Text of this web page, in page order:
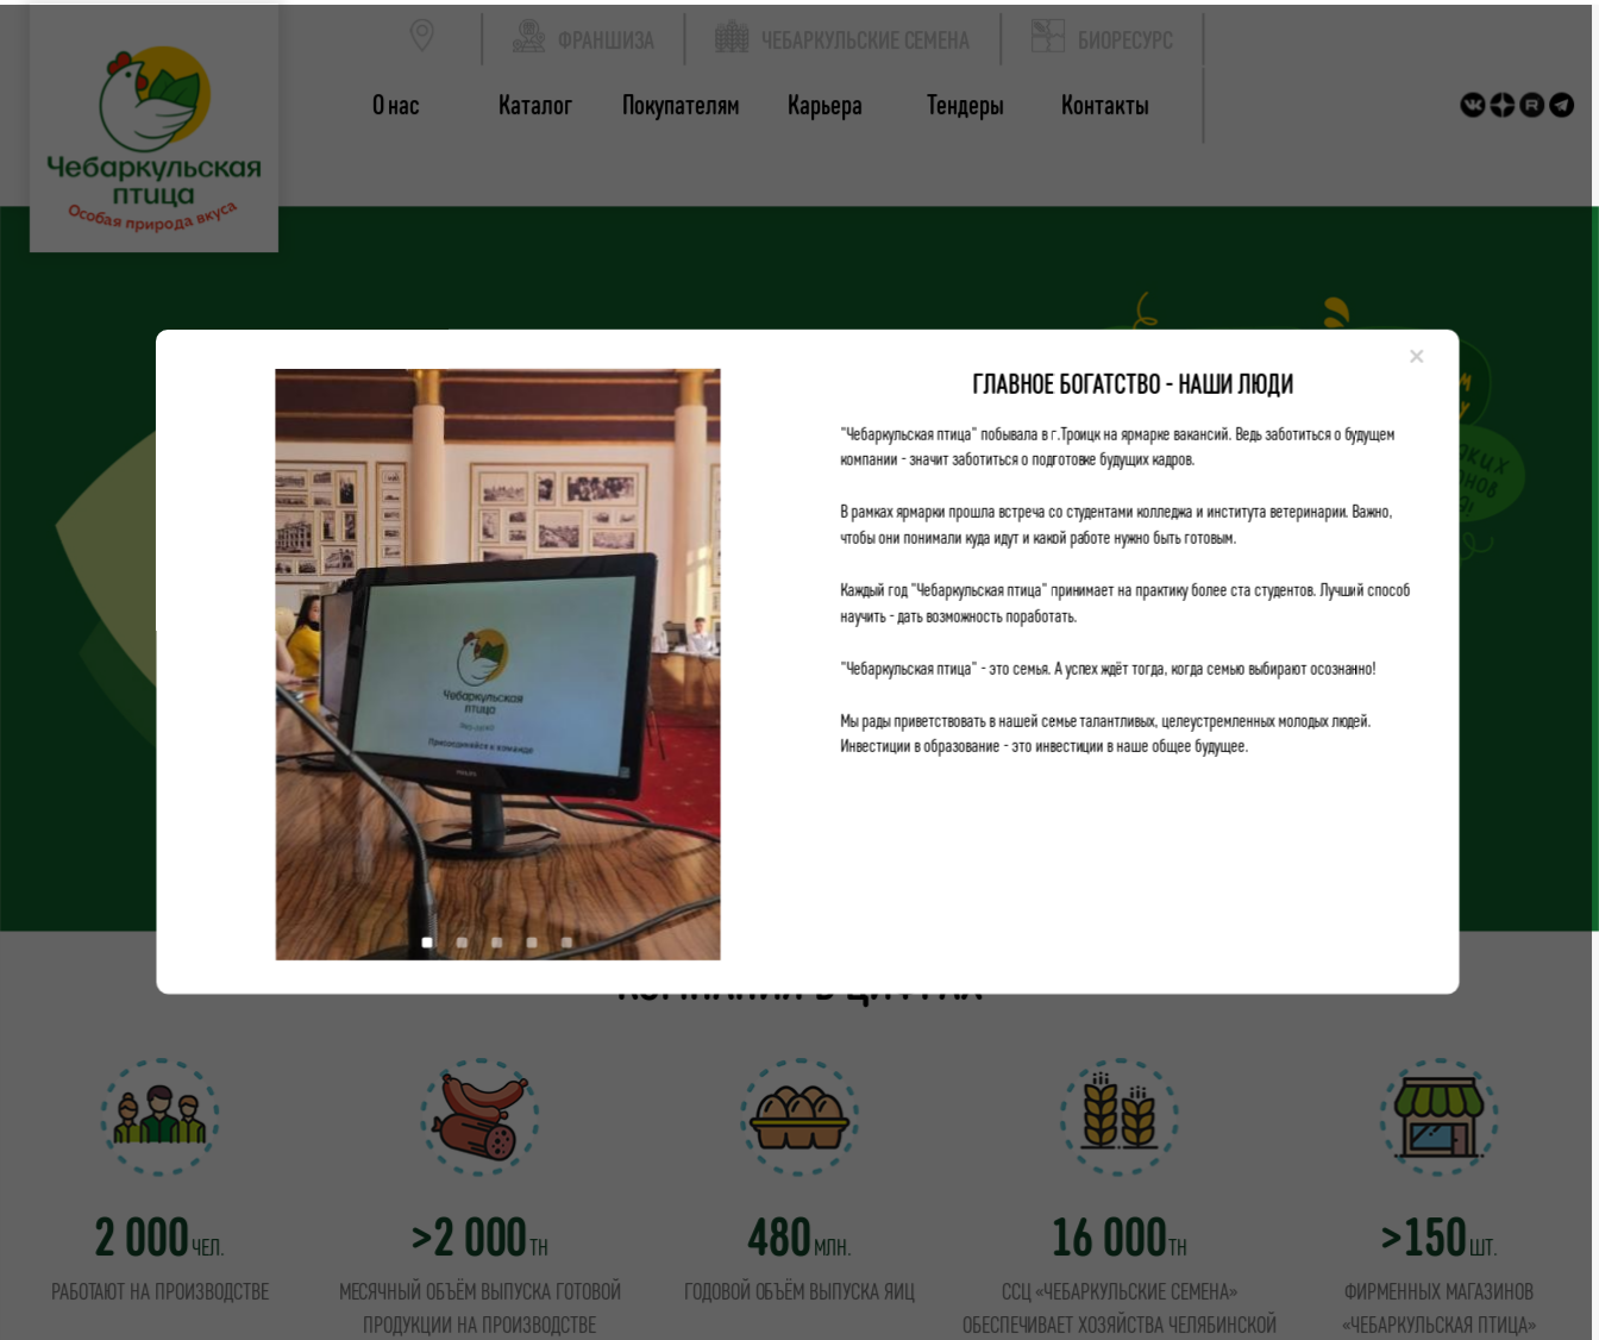
О нас Каталог Покупателям Карьера Тендеры Контакты
КОМПАНИЯ В ЦИФРАХ
2 000ЧЕЛ.
РАБОТАЮТ НА ПРОИЗВОДСТВЕ
>2 000ТН
МЕСЯЧНЫЙ ОБЪЁМ ВЫПУСКА ГОТОВОЙ
ПРОДУКЦИИ НА ПРОИЗВОДСТВЕ
480МЛН.
ГОДОВОЙ ОБЪЁМ ВЫПУСКА ЯИЦ
16 000ТН
ССЦ «ЧЕБАРКУЛЬСКИЕ СЕМЕНА»
ОБЕСПЕЧИВАЕТ ХОЗЯЙСТВА ЧЕЛЯБИНСКОЙ
>150ШТ.
ФИРМЕННЫХ МАГАЗИНОВ
«ЧЕБАРКУЛЬСКАЯ ПТИЦА»
×
ГЛАВНОЕ БОГАТСТВО - НАШИ ЛЮДИ
"Чебаркульская птица" побывала в г.Троицк на ярмарке вакансий. Ведь заботиться о будущем
компании - значит заботиться о подготовке будущих кадров.
В рамках ярмарки прошла встреча со студентами колледжа и института ветеринарии. Важно,
чтобы они понимали куда идут и какой работе нужно быть готовым.
Каждый год "Чебаркульская птица" принимает на практику более ста студентов. Лучший способ
научить - дать возможность поработать.
"Чебаркульская птица" - это семья. А успех ждёт тогда, когда семью выбирают осознанно!
Мы рады приветствовать в нашей семье талантливых, целеустремленных молодых людей.
Инвестиции в образование - это инвестиции в наше общее будущее.